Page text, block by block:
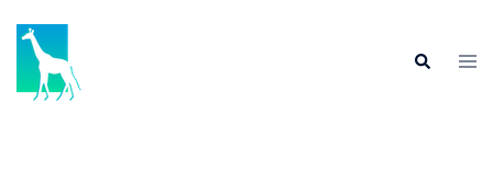
content
Search